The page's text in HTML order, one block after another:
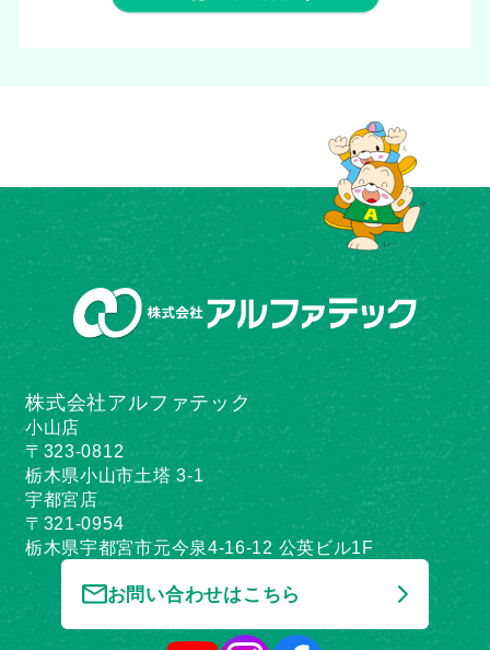
株式会社アルファテック
小山店
〒323-0812
栃木県小山市土塔 3-1
宇都宮店
〒321-0954
栃木県宇都宮市元今泉4-16-12 公英ビル1F
お問い合わせはこちら